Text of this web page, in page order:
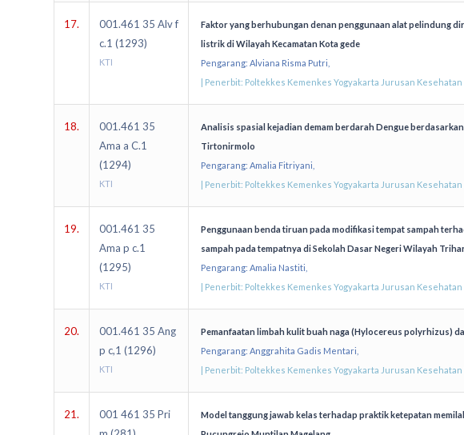
17.
001.461 35 Alv f
c.1 (1293)
KTI
Faktor yang berhubungan denan penggunaan alat pelindung
listrik di Wilayah Kecamatan Kota gede
Pengarang: Alviana Risma Putri,
| Penerbit: Poltekkes Kemenkes Yogyakarta Jurusan
18.
001.461 35
Ama a C.1
(1294)
KTI
Analisis spasial kejadian demam berdarah Dengue
Tirtonirmolo
Pengarang: Amalia Fitriyani,
| Penerbit: Poltekkes Kemenkes Yogyakarta Jurusan
19.
001.461 35
Ama p c.1
(1295)
KTI
Penggunaan benda tiruan pada modifikasi tempat sampah
sampah pada tempatnya di Sekolah Dasar Negeri Wilayah
Pengarang: Amalia Nastiti,
| Penerbit: Poltekkes Kemenkes Yogyakarta Jurusan
20.
001.461 35 Ang
p c,1 (1296)
KTI
Pemanfaatan limbah kulit buah naga (Hylocereus polyrhizus)
Pengarang: Anggrahita Gadis Mentari,
| Penerbit: Poltekkes Kemenkes Yogyakarta Jurusan
21.
001 461 35 Pri
Model tanggung jawab kelas terhadap praktik ketepatan